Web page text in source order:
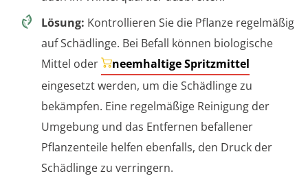
Lösung: Kontrollieren Sie die Pflanze regelmäßig
auf Schädlinge. Bei Befall können biologische
Mittel oder
neemhaltige Spritzmittel
eingesetzt werden, um die Schädlinge zu
bekämpfen. Eine regelmäßige Reinigung der
Umgebung und das Entfernen befallener
Pflanzenteile helfen ebenfalls, den Druck der
Schädlinge zu verringern.